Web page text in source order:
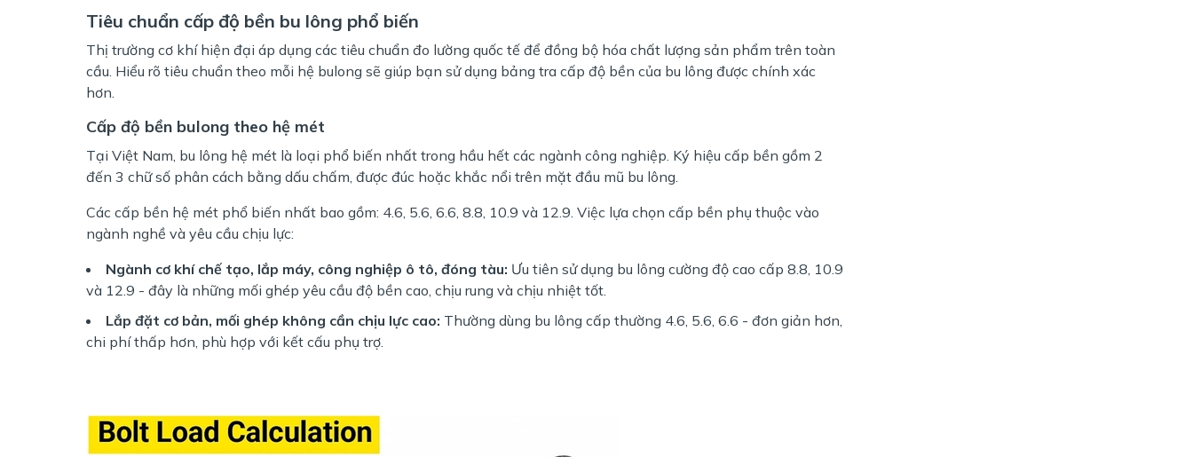
Tiêu chuẩn cấp độ bền bu lông phổ biến
Thị trường cơ khí hiện đại áp dụng các tiêu chuẩn đo lường quốc tế để đồng bộ hóa chất lượng sản phẩm trên toàn
cầu. Hiểu rõ tiêu chuẩn theo mỗi hệ bulong sẽ giúp bạn sử dụng bảng tra cấp độ bền của bu lông được chính xác
hơn.
Cấp độ bền bulong theo hệ mét
Tại Việt Nam, bu lông hệ mét là loại phổ biến nhất trong hầu hết các ngành công nghiệp. Ký hiệu cấp bền gồm 2
đến 3 chữ số phân cách bằng dấu chấm, được đúc hoặc khắc nổi trên mặt đầu mũ bu lông.
Các cấp bền hệ mét phổ biến nhất bao gồm: 4.6, 5.6, 6.6, 8.8, 10.9 và 12.9. Việc lựa chọn cấp bền phụ thuộc vào
ngành nghề và yêu cầu chịu lực:
Ngành cơ khí chế tạo, lắp máy, công nghiệp ô tô, đóng tàu: Ưu tiên sử dụng bu lông cường độ cao cấp 8.8, 10.9
và 12.9 - đây là những mối ghép yêu cầu độ bền cao, chịu rung và chịu nhiệt tốt.
Lắp đặt cơ bản, mối ghép không cần chịu lực cao: Thường dùng bu lông cấp thường 4.6, 5.6, 6.6 - đơn giản hơn,
chi phí thấp hơn, phù hợp với kết cấu phụ trợ.